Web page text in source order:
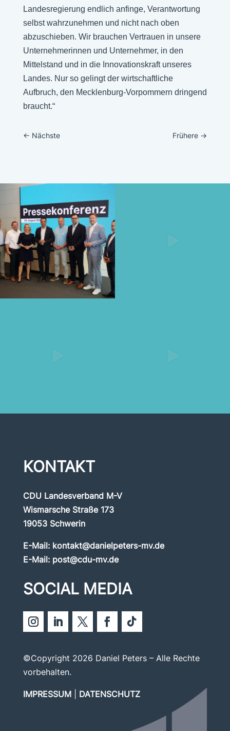
Landesregierung endlich anfinge, Verantwortung
selbst wahrzunehmen und nicht nach oben
abzuschieben. Wir brauchen Vertrauen in unsere
Unternehmerinnen und Unternehmer, in den
Mittelstand und in die Innovationskraft unseres
Landes. Nur so gelingt der wirtschaftliche
Aufbruch, den Mecklenburg-Vorpommern dringend
braucht.“
← Nächste Frühere →
KONTAKT
CDU Landesverband M-V
Wismarsche Straße 173
19053 Schwerin
E-Mail: kontakt@danielpeters-mv.de
E-Mail: post@cdu-mv.de
SOCIAL MEDIA
©Copyright 2026 Daniel Peters – Alle Rechte
vorbehalten.
IMPRESSUM| DATENSCHUTZ